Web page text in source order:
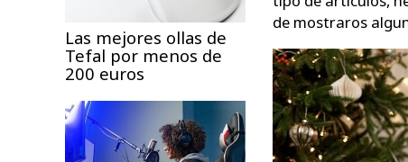
Las mejores ollas de
Tefal por menos de
200 euros
de mostraros